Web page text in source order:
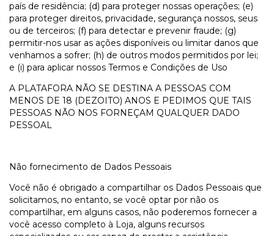
país de residência; (d) para proteger nossas operações; (e)
para proteger direitos, privacidade, segurança nossos, seus
ou de terceiros; (f) para detectar e prevenir fraude; (g)
permitir-nos usar as ações disponíveis ou limitar danos que
venhamos a sofrer; (h) de outros modos permitidos por lei;
e (i) para aplicar nossos Termos e Condições de Uso
A PLATAFORA NÃO SE DESTINA A PESSOAS COM
MENOS DE 18 (DEZOITO) ANOS E PEDIMOS QUE TAIS
PESSOAS NÃO NOS FORNEÇAM QUALQUER DADO
PESSOAL
Não fornecimento de Dados Pessoais
Você não é obrigado a compartilhar os Dados Pessoais que
solicitamos, no entanto, se você optar por não os
compartilhar, em alguns casos, não poderemos fornecer a
você acesso completo à Loja, alguns recursos